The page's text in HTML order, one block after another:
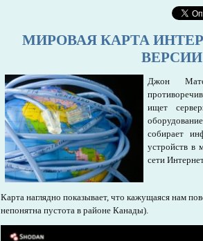
МИРОВАЯ КАРТА
ВЕРСИИ
Джон
ищет
собирает
устройств в
сети
Карта наглядно показывает, что кажущаяся нам
непонятна пустота в районе Канады).